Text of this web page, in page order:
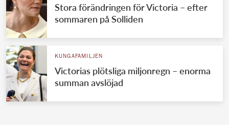
Stora förändringen för Victoria – efter
sommaren på Solliden
KUNGAFAMILJEN
Victorias plötsliga miljonregn – enorma
summan avslöjad